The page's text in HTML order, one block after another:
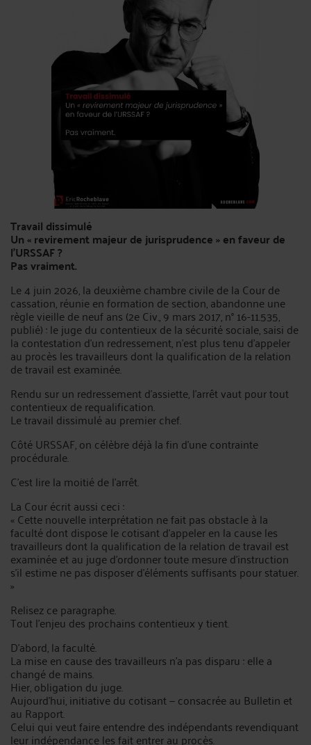
Travail dissimulé
Un « revirement majeur de jurisprudence » en faveur de
l'URSSAF ?
Pas vraiment.
Le 4 juin 2026, la deuxième chambre civile de la Cour de
cassation, réunie en formation de section, abandonne une
règle vieille de neuf ans (2e Civ., 9 mars 2017, n° 16-11.535,
publié) : le juge du contentieux de la sécurité sociale, saisi de
la contestation d'un redressement, n'est plus tenu d'appeler
au procès les travailleurs dont la qualification de la relation
de travail est examinée.
Rendu sur un redressement d'assiette, l'arrêt vaut pour tout
contentieux de requalification.
Le travail dissimulé au premier chef.
Côté URSSAF, on célèbre déjà la fin d'une contrainte
procédurale.
C'est lire la moitié de l'arrêt.
La Cour écrit aussi ceci :
« Cette nouvelle interprétation ne fait pas obstacle à la
faculté dont dispose le cotisant d'appeler en la cause les
travailleurs dont la qualification de la relation de travail est
examinée et au juge d'ordonner toute mesure d'instruction
s'il estime ne pas disposer d'éléments suffisants pour statuer.
»
Relisez ce paragraphe.
Tout l'enjeu des prochains contentieux y tient.
D'abord, la faculté.
La mise en cause des travailleurs n'a pas disparu : elle a
changé de mains.
Hier, obligation du juge.
Aujourd'hui, initiative du cotisant — consacrée au Bulletin et
au Rapport.
Celui qui veut faire entendre des indépendants revendiquant
leur indépendance les fait entrer au procès.